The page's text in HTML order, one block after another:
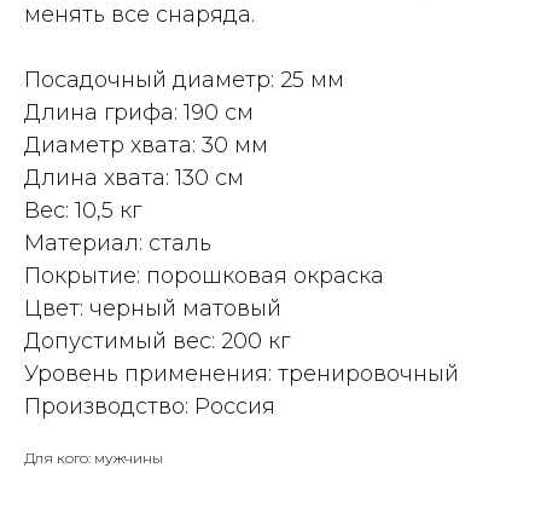
менять все снаряда.
Посадочный диаметр: 25 мм
Длина грифа: 190 см
Диаметр хвата: 30 мм
Длина хвата: 130 см
Вес: 10,5 кг
Материал: сталь
Покрытие: порошковая окраска
Цвет: черный матовый
Допустимый вес: 200 кг
Уровень применения: тренировочный
Производство: Россия
Для кого: мужчины